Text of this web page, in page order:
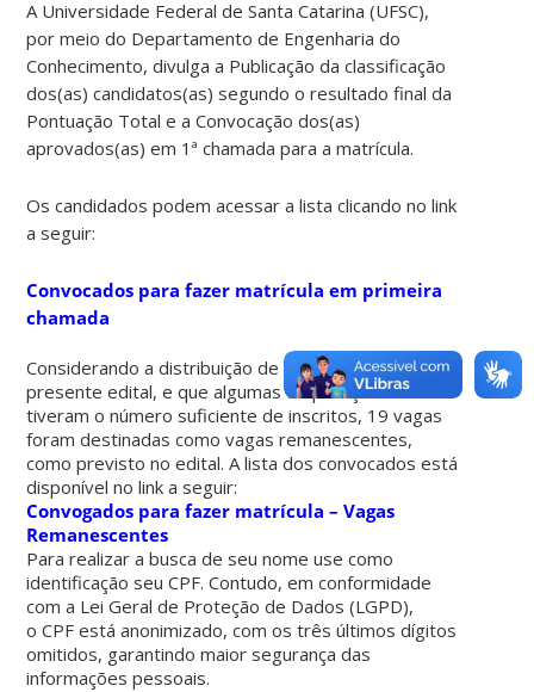
A Universidade Federal de Santa Catarina (UFSC),
por meio do Departamento de Engenharia do
Conhecimento, divulga a Publicação da classificação
dos(as) candidatos(as) segundo o resultado final da
Pontuação Total e aConvocação dos(as)
aprovados(as) em 1ª chamada para a matrícula.
Os candidados podem acessar a lista clicando no link
a seguir:
Convocados para fazer matrícula em primeira
chamada
Considerando a distribuição de vagas indicada no
presente edital, e que algumas corporações não
tiveram o número suficiente de inscritos, 19 vagas
foram destinadas como vagas remanescentes,
como previsto no edital. A lista dos convocados está
disponível no link a seguir:
Convogados para fazer matrícula – Vagas
Remanescentes
Para realizar a busca de seu nome use como
identificação seu CPF. Contudo, em conformidade
com a Lei Geral de Proteção de Dados (LGPD),
oCPF está anonimizado, com ostrês últimos dígitos
omitidos, garantindo maior segurança das
informações pessoais.